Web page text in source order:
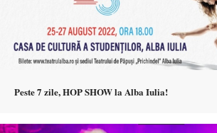
Peste 7 zile, HOP SHOW la Alba Iulia!